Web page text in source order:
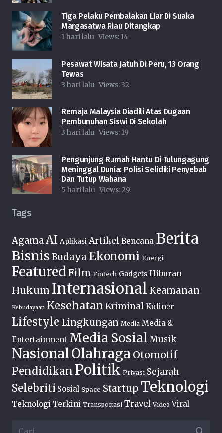
Tiga Pelaku Pembalakan Liar Di Suaka
Margasatwa Riau Ditangkap
1 hari lalu Views: 14
Pesawat Wisata Jatuh Di Peru, 13 Orang
Tewas
3 hari lalu Views: 32
Remaja Malaysia Diadili Atas Dugaan
Pembunuhan Siswi Di Sekolah
3 hari lalu Views: 19
Pengunjung Rumah Hantu Di Tulungagung
Meninggal Dunia: Polisi Selidiki Penyebab
Dan Tutup Wahana
5 hari lalu Views:29
Tags
AgamaAI Aplikasi Artikel Bencana Berita
Bisnis Budaya Ekonomi Energi
Featured Film Fintech Gadgets Hiburan
Hukum Internasional Keamanan
Kebudayaan Kesehatan Kriminal Kuliner
Lifestyle Lingkungan Media Media &
Entertainment Media Sosial Musik
NasionalOlahraga Otomotif
Pendidikan Politik Privasi Sejarah
Selebriti Sosial Space Startup Teknologi
Teknologi Terkini Transportasi Travel Video Viral
Cari